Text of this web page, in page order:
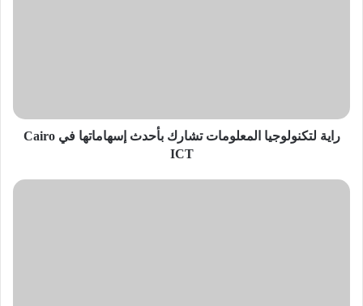
ICT
راية لتكنولوجيا المعلومات تشارك بأحدث إسهاماتها في Cairo
ICT
شادي